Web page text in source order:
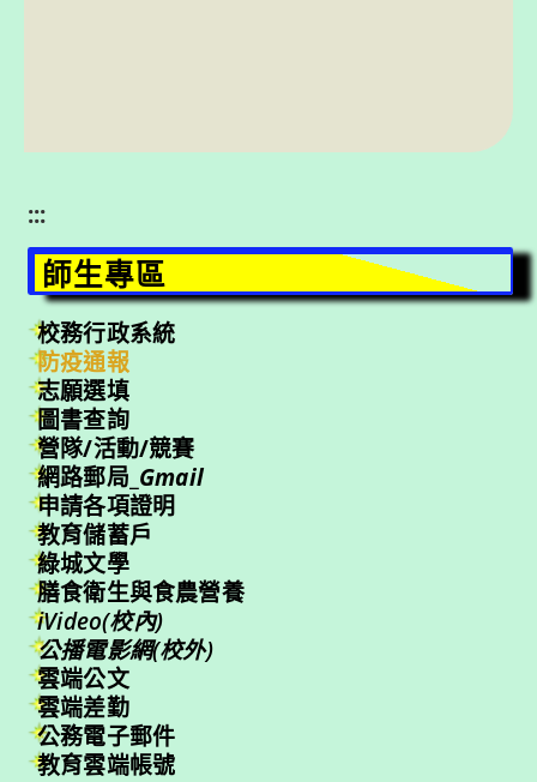
:::
師生專區
校務行政系統
防疫通報
志願選填
圖書查詢
營隊/活動/競賽
網路郵局_ Gmail
申請各項證明
教育儲蓄戶
綠城文學
膳食衛生與食農營養
iVideo(校內)
公播電影網(校外)
雲端公文
雲端差勤
公務電子郵件
教育雲端帳號